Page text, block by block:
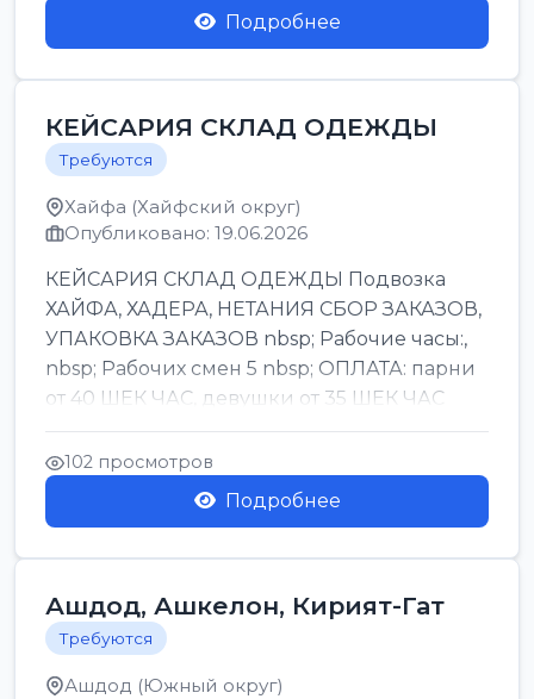
Подробнее
КЕЙСАРИЯ СКЛАД ОДЕЖДЫ
Требуются
Хайфа (Хайфский округ)
Опубликовано: 19.06.2026
КЕЙСАРИЯ СКЛАД ОДЕЖДЫ Подвозка
ХАЙФА, ХАДЕРА, НЕТАНИЯ СБОР ЗАКАЗОВ,
УПАКОВКА ЗАКАЗОВ nbsp; Рабочие часы:,
nbsp; Рабочих смен 5 nbsp; ОПЛАТА: парни
от 40 ШЕК ЧАС, девушки от 35 ШЕК ЧАС
БОНУСЫ 1500 ШЕК ...
102 просмотров
Подробнее
Ашдод, Ашкелон, Кирият-Гат
Требуются
Ашдод (Южный округ)